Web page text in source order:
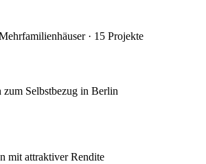
· 15 Projekte
Selbstbezug in Berlin
mit attraktiver Rendite